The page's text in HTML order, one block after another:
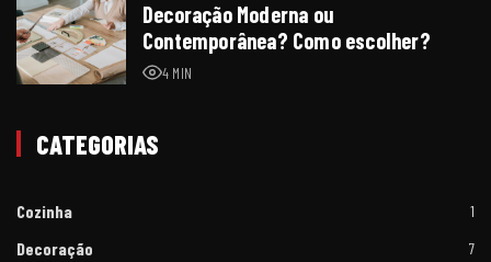
Decoração Moderna ou
Contemporânea? Como escolher?
4 MIN
CATEGORIAS
Cozinha 1
Decoração 7